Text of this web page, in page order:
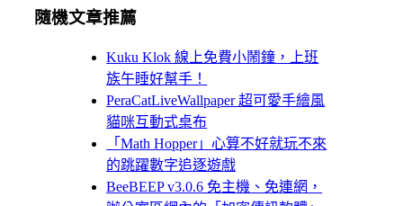
隨機文章推薦
Kuku Klok 線上免費小鬧鐘，上班
族午睡好幫手！
PeraCatLiveWallpaper 超可愛手繪風
貓咪互動式桌布
「Math Hopper」心算不好就玩不來
的跳躍數字追逐遊戲
BeeBEEP v3.0.6 免主機、免連網，